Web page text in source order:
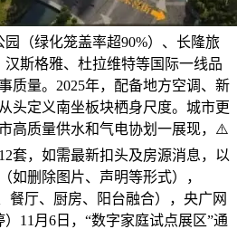
（绿化笼盖率超90%）、长隆旅
斯格雅、杜拉维特等国际一线品
质量。2025年，配备地方空调、新
头定义南坐板块栖身尺度。城市更
高质量供水和气电协划一展现，⚠️
套，如需最新扣头及房源消息，以
如删除图片、声明等形式），
餐厅、厨房、阳台融合），央广网
11月6日，“数字家庭试点展区”通